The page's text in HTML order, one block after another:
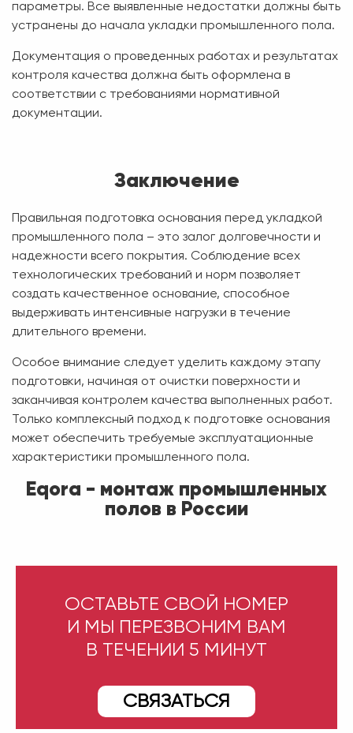
параметры. Все выявленные недостатки должны быть
устранены до начала укладки промышленного пола.
Документация о проведенных работах и результатах
контроля качества должна быть оформлена в
соответствии с требованиями нормативной
документации.
Заключение
Правильная подготовка основания перед укладкой
промышленного пола – это залог долговечности и
надежности всего покрытия. Соблюдение всех
технологических требований и норм позволяет
создать качественное основание, способное
выдерживать интенсивные нагрузки в течение
длительного времени.
Особое внимание следует уделить каждому этапу
подготовки, начиная от очистки поверхности и
заканчивая контролем качества выполненных работ.
Только комплексный подход к подготовке основания
может обеспечить требуемые эксплуатационные
характеристики промышленного пола.
Eqora - монтаж промышленных
полов в России
ОСТАВЬТЕ СВОЙ НОМЕР
И МЫ ПЕРЕЗВОНИМ ВАМ
В ТЕЧЕНИИ 5 МИНУТ
СВЯЗАТЬСЯ